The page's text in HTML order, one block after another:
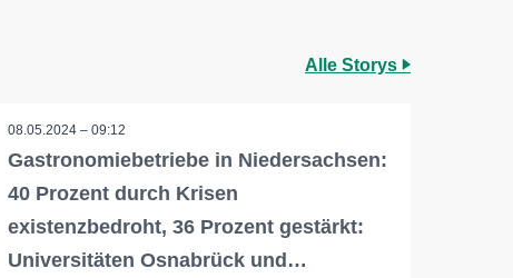
Alle Storys
08.05.2024 – 09:12
Gastronomiebetriebe in Niedersachsen:
40 Prozent durch Krisen
existenzbedroht, 36 Prozent gestärkt:
Universitäten Osnabrück und…